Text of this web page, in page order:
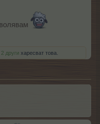
2 други харесват това.